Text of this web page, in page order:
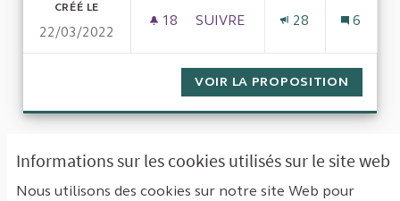
Informations sur les cookies utilisés sur le site web
Nous utilisons des cookies sur notre site Web pour
CRÉÉ LE
22/03/2022
18 18 ABONNÉS
SUIVRE
28 6
VOIR LA PROPOSITION
« Première ‹ Précédent
Suivant ›
Dernière »